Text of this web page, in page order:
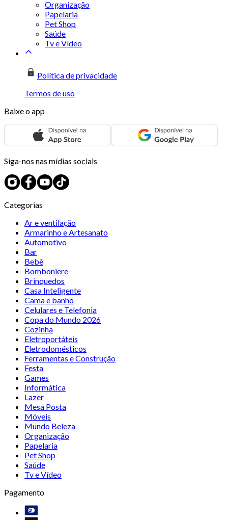
Organização
Papelaria
Pet Shop
Saúde
Tv e Vídeo
Política de privacidade
Termos de uso
Baixe o app
Siga-nos nas mídias sociais
Categorias
Ar e ventilação
Armarinho e Artesanato
Automotivo
Bar
Bebê
Bomboniere
Brinquedos
Casa Inteligente
Cama e banho
Celulares e Telefonia
Copa do Mundo 2026
Cozinha
Eletroportáteis
Eletrodomésticos
Ferramentas e Construção
Festa
Games
Informática
Lazer
Mesa Posta
Móveis
Mundo Beleza
Organização
Papelaria
Pet Shop
Saúde
Tv e Vídeo
Pagamento